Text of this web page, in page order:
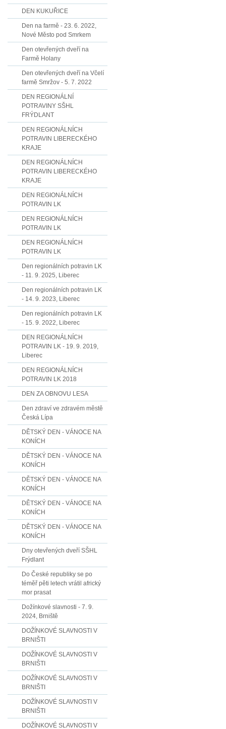
DEN KUKUŘICE
Den na farmě - 23. 6. 2022,
Nové Město pod Smrkem
Den otevřených dveří na
Farmě Holany
Den otevřených dveří na Včelí
farmě Smržov - 5. 7. 2022
DEN REGIONÁLNÍ
POTRAVINY SŠHL
FRÝDLANT
DEN REGIONÁLNÍCH
POTRAVIN LIBERECKÉHO
KRAJE
DEN REGIONÁLNÍCH
POTRAVIN LIBERECKÉHO
KRAJE
DEN REGIONÁLNÍCH
POTRAVIN LK
DEN REGIONÁLNÍCH
POTRAVIN LK
DEN REGIONÁLNÍCH
POTRAVIN LK
Den regionálních potravin LK
- 11. 9. 2025, Liberec
Den regionálních potravin LK
- 14. 9. 2023, Liberec
Den regionálních potravin LK
- 15. 9. 2022, Liberec
DEN REGIONÁLNÍCH
POTRAVIN LK - 19. 9. 2019,
Liberec
DEN REGIONÁLNÍCH
POTRAVIN LK 2018
DEN ZA OBNOVU LESA
Den zdraví ve zdravém městě
Česká Lípa
DĚTSKÝ DEN - VÁNOCE NA
KONÍCH
DĚTSKÝ DEN - VÁNOCE NA
KONÍCH
DĚTSKÝ DEN - VÁNOCE NA
KONÍCH
DĚTSKÝ DEN - VÁNOCE NA
KONÍCH
DĚTSKÝ DEN - VÁNOCE NA
KONÍCH
Dny otevřených dveří SŠHL
Frýdlant
Do České republiky se po
téměř pěti letech vrátil africký
mor prasat
Dožínkové slavnosti - 7. 9.
2024, Brniště
DOŽÍNKOVÉ SLAVNOSTI V
BRNIŠTI
DOŽÍNKOVÉ SLAVNOSTI V
BRNIŠTI
DOŽÍNKOVÉ SLAVNOSTI V
BRNIŠTI
DOŽÍNKOVÉ SLAVNOSTI V
BRNIŠTI
DOŽÍNKOVÉ SLAVNOSTI V